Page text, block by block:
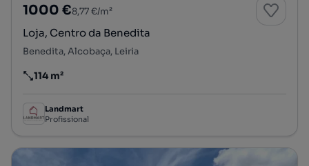
1000 €8,77 €/m²
Loja, Centro da Benedita
Benedita, Alcobaça, Leiria
Preço por metro quadrado
114 m²
Landmart
Profissional